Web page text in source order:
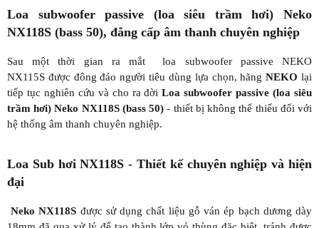
Loa subwoofer passive (loa siêu trầm hơi) Neko
NX118S (bass 50), đẳng cấp âm thanh chuyên nghiệp
Sau một thời gian ra mắt loa subwoofer passive NEKO
NX115S được đông đảo người tiêu dùng lựa chọn, hãngNEKO lại
tiếp tục nghiên cứu và cho ra đờiLoa subwoofer passive (loa siêu
trầm hơi) Neko NX118S (bass 50)- thiết bị không thể thiếu đối với
hệ thống âm thanh chuyên nghiệp.
Loa Sub hơi NX118S - Thiết kế chuyên nghiệp và hiện
đại
Neko NX118S được sử dụng chất liệu gỗ ván ép bạch dương dày